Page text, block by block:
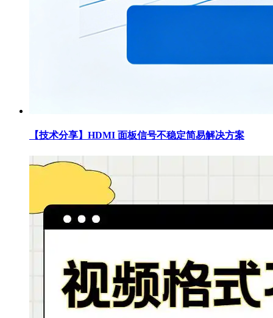
【技术分享】HDMI 面板信号不稳定简易解决方案